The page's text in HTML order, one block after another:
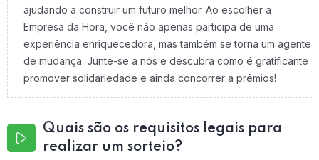
ajudando a construir um futuro melhor. Ao escolher a
Empresa da Hora, você não apenas participa de uma
experiência enriquecedora, mas também se torna um agente
de mudança. Junte-se a nós e descubra como é gratificante
promover solidariedade e ainda concorrer a prêmios!
Quais são os requisitos legais para
realizar um sorteio?